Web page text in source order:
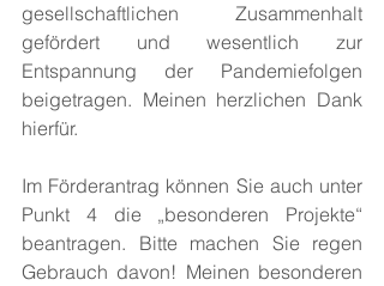
gesellschaftlichen Zusammenhalt
gefördert und wesentlich zur
Entspannung der Pandemiefolgen
beigetragen. Meinen herzlichen Dank
hierfür.
Im Förderantrag können Sie auch unter
Punkt 4 die „besonderen Projekte“
beantragen. Bitte machen Sie regen
Gebrauch davon! Meinen besonderen